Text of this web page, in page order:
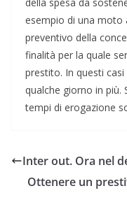
della spesa da
esempio di una moto
preventivo della
finalità per la quale
prestito. In questi casi
qualche giorno in più.
tempi di erogazione
Inter out. Ora nel
Ottenere un